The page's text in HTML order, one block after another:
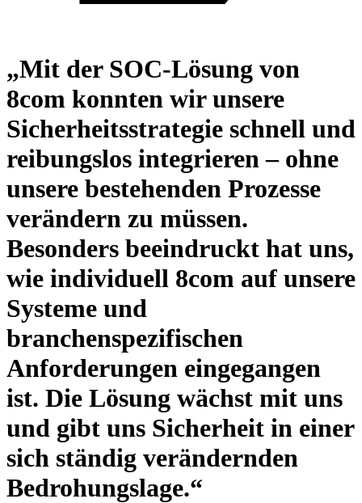
„Mit der SOC-Lösung von
8com konnten wir unsere
Sicherheitsstrategie schnell und
reibungslos integrieren – ohne
unsere bestehenden Prozesse
verändern zu müssen.
Besonders beeindruckt hat uns,
wie individuell 8com auf unsere
Systeme und
branchenspezifischen
Anforderungen eingegangen
ist. Die Lösung wächst mit uns
und gibt uns Sicherheit in einer
sich ständig verändernden
Bedrohungslage.“